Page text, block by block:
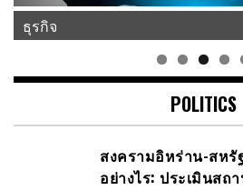
ศาสนา
POLITICS
สงครามอิหร่าน-สหรั
อย่างไร: ประเมินสถ